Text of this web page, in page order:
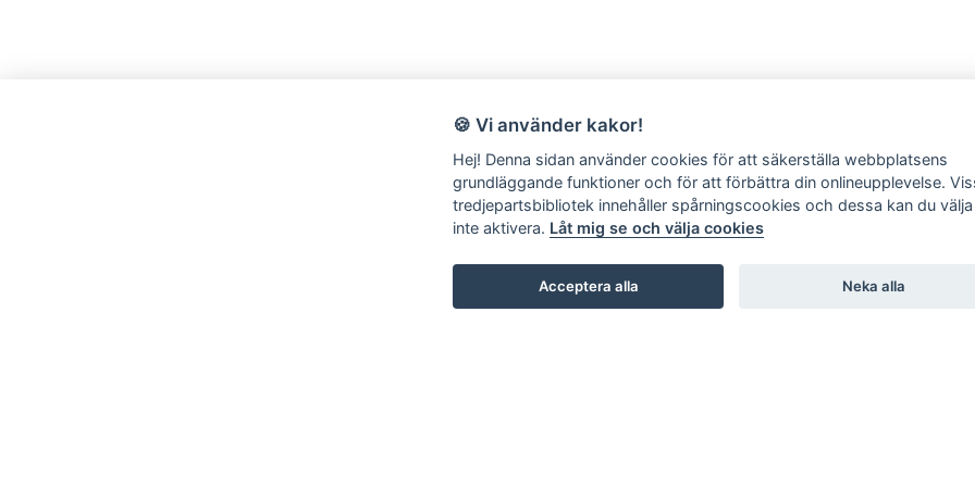
🍪 Vi använder kakor!
Hej! Denna sidan använder cookies för att säkerställa webbplatsens
grundläggande funktioner och för att förbättra din onlineupplevelse.
tredjepartsbibliotek innehåller spårningscookies och dessa kan du
inte aktivera. Låt mig se och välja cookies
Acceptera alla Neka alla